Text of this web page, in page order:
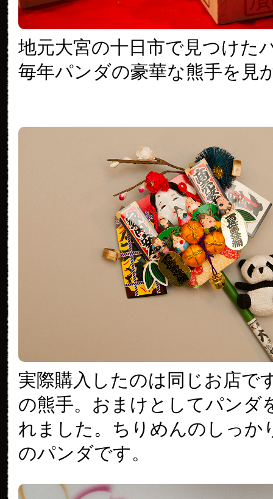
地元大宮の十日市で見つけた
毎年パンダの豪華な熊手を見
実際購入したのは同じお店で
の熊手。おまけとしてパンダ
れました。ちりめんのしっか
のパンダです。